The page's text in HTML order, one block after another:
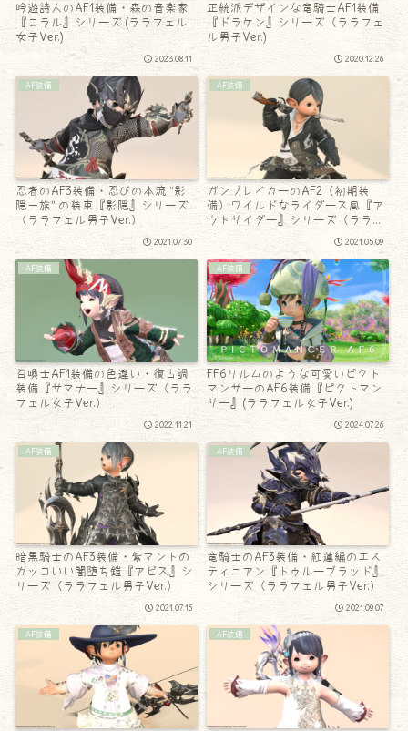
吟遊詩人のAF1装備・森の音楽家
『コラル』シリーズ (ララフェル
女子Ver.)
2023.08.11
正統派デザインな竜騎士AF1装備
『ドラケン』シリーズ（ララフェ
ル男子Ver.)
2020.12.26
AF装備
忍者のAF3装備・忍びの本流 “影
隠一族” の装束『影隠』シリーズ
（ララフェル男子Ver.）
2021.07.30
AF装備
ガンブレイカーのAF2（初期装
備）ワイルドなライダース風『ア
ウトサイダー』シリーズ（ララフ
ェル男子Ver.）
2021.05.09
AF装備
召喚士AF1装備の色違い・復古調
装備『サマナー』シリーズ（ララ
フェル女子Ver.）
2022.11.21
AF装備
FF6リルムのような可愛いピクト
マンサーのAF6装備『ピクトマン
サー』(ララフェル女子Ver.)
2024.07.26
AF装備
暗黒騎士のAF3装備・紫マントの
カッコいい闇堕ち鎧『アビス』シ
リーズ（ララフェル男子Ver.）
2021.07.16
AF装備
竜騎士のAF3装備・紅蓮編のエス
ティニアン『トゥルーブラッド』
シリーズ（ララフェル男子Ver.）
2021.09.07
AF装備 AF装備